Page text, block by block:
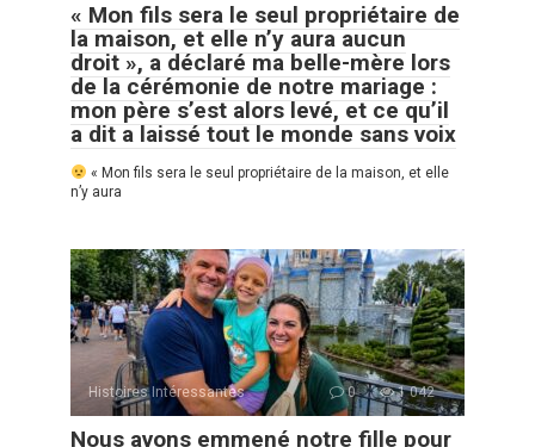
« Mon fils sera le seul propriétaire de
la maison, et elle n’y aura aucun
droit », a déclaré ma belle-mère lors
de la cérémonie de notre mariage :
mon père s’est alors levé, et ce qu’il
a dit a laissé tout le monde sans voix
« Mon fils sera le seul propriétaire de la maison, et elle
n’y aura
Histoires Intéressantes 0 1 042
Nous avons emmené notre fille pour